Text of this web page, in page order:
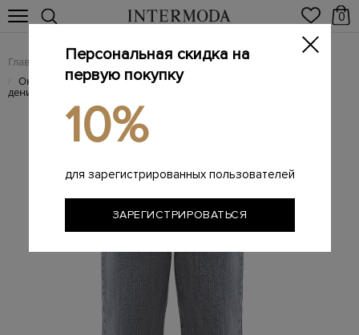
0
Главная Женщинам / Женская одежда / Женские джинсы
/ Окрашенные вручную джинсы Loose Fit из хлопкового
денима
Персональная скидка на
первую покупку
10%
для зарегистрированных пользователей
ЗАРЕГИСТРИРОВАТЬСЯ